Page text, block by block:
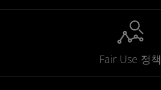
Fair Use 정책